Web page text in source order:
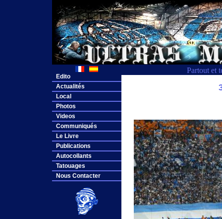
Partout et
Edito
Actualités
Local
Photos
Videos
Communiqués
Le Livre
Publications
Autocollants
Tatouages
Nous Contacter